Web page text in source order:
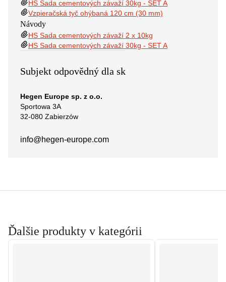
HS Sada cementových závaží 30kg - SET A
Vzpieračská tyč ohýbaná 120 cm (30 mm)
Návody
HS Sada cementových závaží 2 x 10kg
HS Sada cementových závaží 30kg - SET A
Subjekt odpovědný dla sk
Hegen Europe sp. z o.o.
Sportowa 3A
32-080 Zabierzów
info@hegen-europe.com
Ďalšie produkty v kategórii